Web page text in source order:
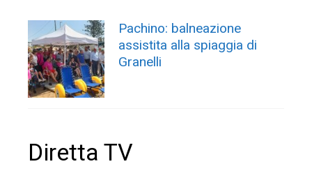
Pachino: balneazione
assistita alla spiaggia di
Granelli
Diretta TV